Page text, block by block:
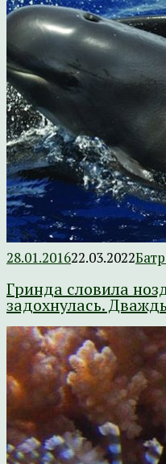
28.01.201622.03.2022
Гринда словила
задохнулась.